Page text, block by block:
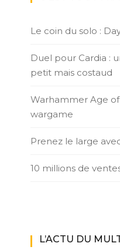
Le coin du solo :
Duel pour Cardia :
petit mais costaud
Warhammer Age
wargame
Prenez le large
10 millions de
L’ACTU DU